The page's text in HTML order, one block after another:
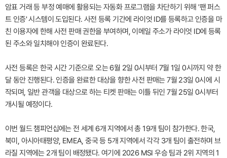
암표 거래 등 부정 예매에 활용되는 자동화 프로그램을 차단하기 위해 '팬 퍼스
트 인증' 시스템이 도입된다. 사전 등록 기간에 라이엇 ID를 등록하고 인증을 마
친 이용자에 한해 사전 판매 권한을 부여하며, 이메일 주소가 라이엇 ID에 등록
된 주소와 일치해야 인증이 완료된다.
사전 등록은 한국 시간 기준으로 오는 6월 2일 0시부터 7월 1일 0시까지 약 한
달 동안 진행된다. 인증을 완료한 대상을 향한 사전 판매는 7월 23일 0시에 시
작되며, 일반 관객을 대상으로 하는 티켓 판매는 이틀 뒤인 7월 25일 0시부터
개시될 예정이다.
이번 월드 챔피언십에는 전 세계 6개 지역에서 총 19개 팀이 참가한다. 한국,
북미, 아시아태평양, EMEA, 중국 등 5개 지역에서 각각 3개 팀이 출전하며 브
라질 지역에는 2개 팀이 배정됐다. 여기에 2026 MSI 우승 팀과 2위 지역의 1